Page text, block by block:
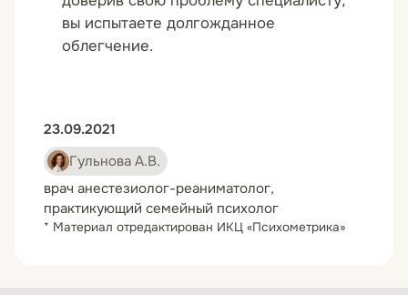
вы испытаете долгожданное
облегчение.
23.09.2021
Гульнова А.В.
врач анестезиолог-реаниматолог,
практикующий семейный психолог
* Материал отредактирован ИКЦ «Психометрика»